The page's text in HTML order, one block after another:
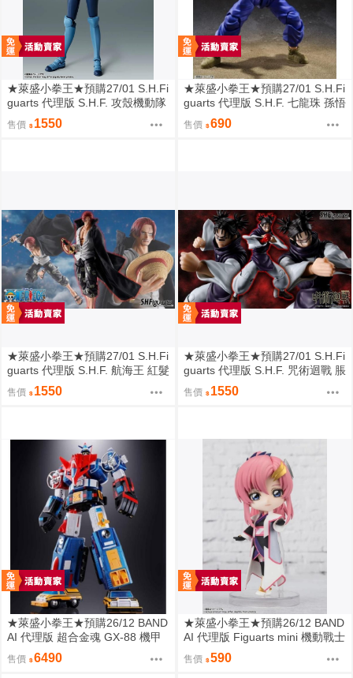
★萊盛小拳王★預購27/01 S.H.Fi
guarts 代理版 S.H.F. 攻殼機動隊
草薙素子
售價 1550
★萊盛小拳王★預購27/01 S.H.Fi
guarts 代理版 S.H.F. 七龍珠 孫悟
飯 SUPER HERO
售價 690
★萊盛小拳王★預購27/01 S.H.Fi
guarts 代理版 S.H.F. 航海王 紅髮
傑克 -馬林福特頂上戰爭-
售價 1550
★萊盛小拳王★預購27/01 S.H.Fi
guarts 代理版 S.H.F. 咒術迴戰 脹
售價 1550
★萊盛小拳王★預購26/12 BAND
AI 代理版 超合金魂 GX-88 機甲
戰隊 戴拉格XV 15機合體
售價 6490
★萊盛小拳王★預購26/12 BAND
AI 代理版 Figuarts mini 機動戰士
鋼彈 拉克絲·克萊因
售價 590